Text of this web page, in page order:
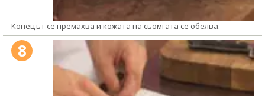
Конецът се премахва и кожата на сьомгата се обелва.
8